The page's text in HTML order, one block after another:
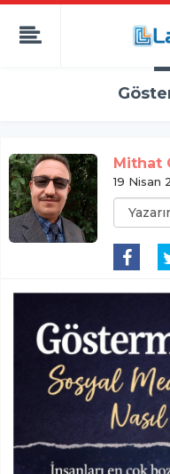
Mithat
19 Nisan